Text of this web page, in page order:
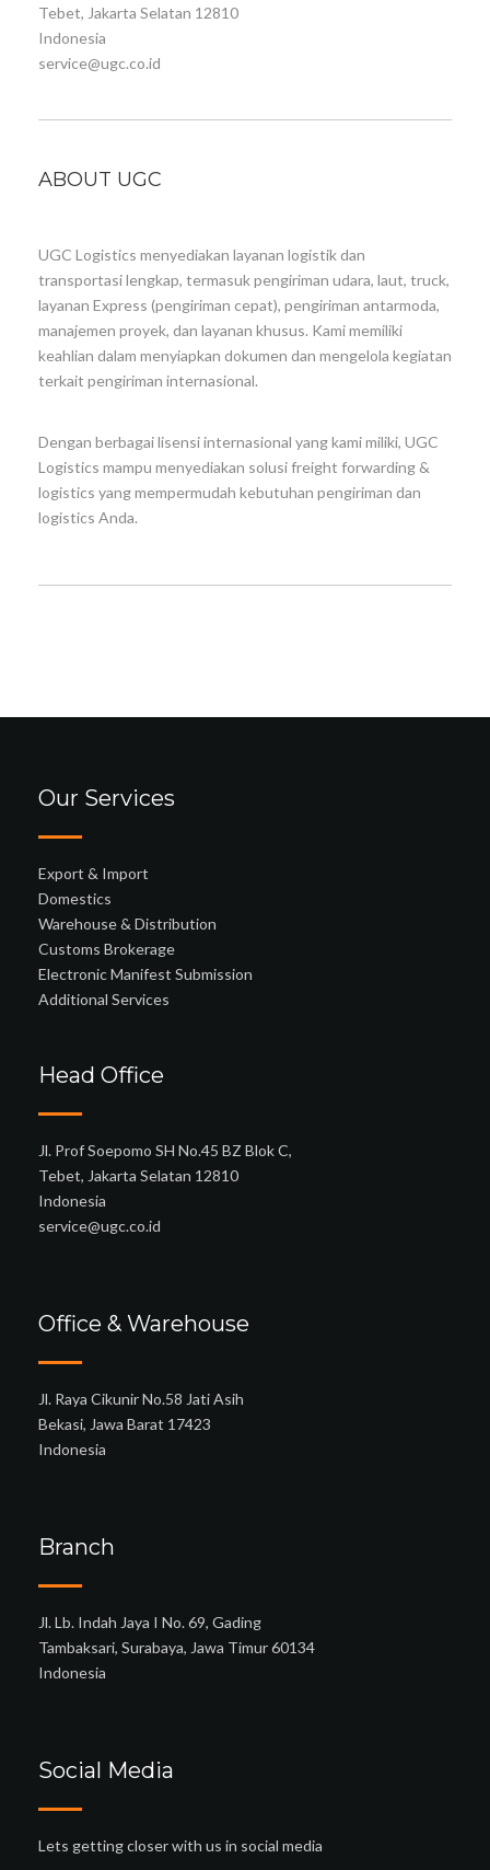
Tebet, Jakarta Selatan 12810
Indonesia
service@ugc.co.id
ABOUT UGC
UGC Logistics menyediakan layanan logistik dan
transportasi lengkap, termasuk pengiriman udara, laut, truck,
layanan Express (pengiriman cepat), pengiriman antarmoda,
manajemen proyek, dan layanan khusus. Kami memiliki
keahlian dalam menyiapkan dokumen dan mengelola kegiatan
terkait pengiriman internasional.
Dengan berbagai lisensi internasional yang kami miliki, UGC
Logistics mampu menyediakan solusi freight forwarding &
logistics yang mempermudah kebutuhan pengiriman dan
logistics Anda.
Our Services
Export & Import
Domestics
Warehouse & Distribution
Customs Brokerage
Electronic Manifest Submission
Additional Services
Head Office
Jl. Prof Soepomo SH No.45 BZ Blok C,
Tebet, Jakarta Selatan 12810
Indonesia
service@ugc.co.id
Office & Warehouse
Jl. Raya Cikunir No.58 Jati Asih
Bekasi, Jawa Barat 17423
Indonesia
Branch
Jl. Lb. Indah Jaya I No. 69, Gading
Tambaksari, Surabaya, Jawa Timur 60134
Indonesia
Social Media
Lets getting closer with us in social media